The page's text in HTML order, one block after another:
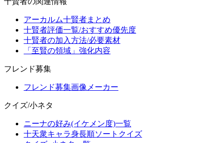
アーカルム十賢者まとめ
十賢者評価一覧/おすすめ優先度
十賢者の加入方法/必要素材
「至賢の領域」強化内容
フレンド募集
フレンド募集画像メーカー
クイズ/小ネタ
ニーナの好み(イケメン度)一覧
十天衆キャラ身長順ソートクイズ